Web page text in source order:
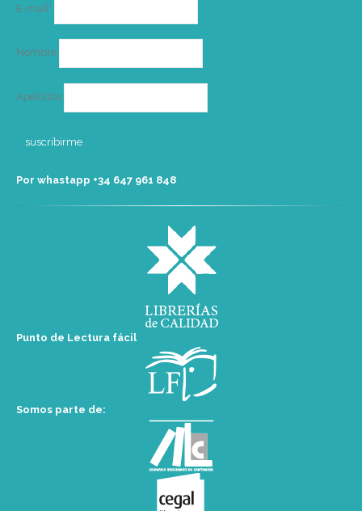
E-mail*
Nombre
Apellidos
Por whastapp +34 ‭647 961 848‬
Punto de Lectura fácil
Somos parte de: